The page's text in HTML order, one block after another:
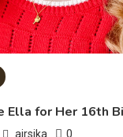
Ella for Her 16th
airsika